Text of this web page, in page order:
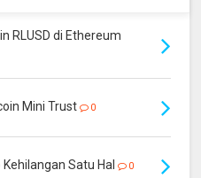
RLUSD di Ethereum
Mini Trust 0
Satu Hal 0